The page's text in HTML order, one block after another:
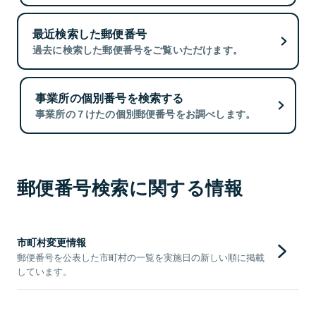
最近検索した郵便番号
過去に検索した郵便番号をご覧いただけます。
事業所の個別番号を検索する
事業所の７けたの個別郵便番号をお調べします。
郵便番号検索に関する情報
市町村変更情報
郵便番号を公表した市町村の一覧を実施日の新しい順に掲載
しています。